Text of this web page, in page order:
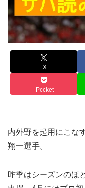
X
Pocket
内外野を起用にこな
翔一選手。
昨季はシーズンのほ